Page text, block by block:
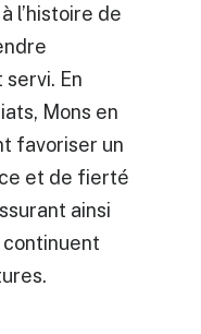
l’histoire de
En
Mons en
favoriser un
et de fierté
ainsi
continuent